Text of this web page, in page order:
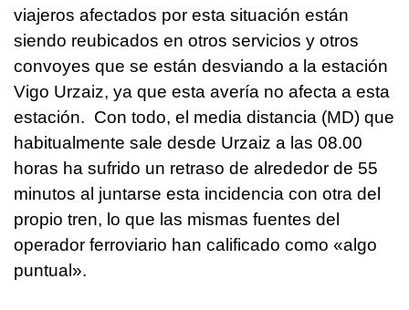
viajeros afectados por esta situación están
siendo reubicados en otros servicios y otros
convoyes que se están desviando a la estación
Vigo Urzaiz, ya que esta avería no afecta a esta
estación. Con todo, el media distancia (MD) que
habitualmente sale desde Urzaiz a las 08.00
horas ha sufrido un retraso de alrededor de 55
minutos al juntarse esta incidencia con otra del
propio tren, lo que las mismas fuentes del
operador ferroviario han calificado como «algo
puntual».